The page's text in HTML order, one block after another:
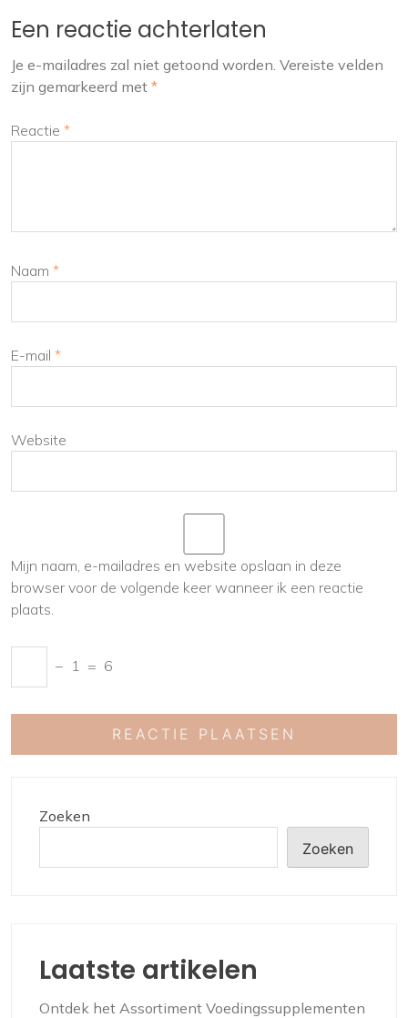
Een reactie achterlaten
Je e-mailadres zal niet getoond worden. Vereiste velden
zijn gemarkeerd met *
Reactie *
Naam *
E-mail *
Website
Mijn naam, e-mailadres en website opslaan in deze
browser voor de volgende keer wanneer ik een reactie
plaats.
− 1 = 6
Zoeken
Zoeken
Laatste artikelen
Ontdek het Assortiment Voedingssupplementen